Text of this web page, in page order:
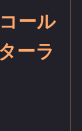
ール
ーラ